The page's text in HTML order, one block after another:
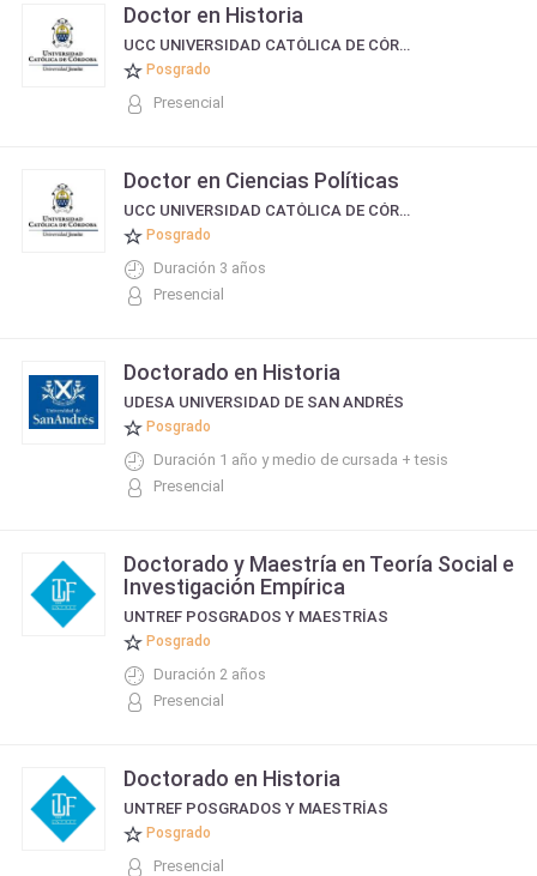
Doctor en Historia
UCC UNIVERSIDAD CATÓLICA DE CÓRDOBA
Posgrado
Presencial
Doctor en Ciencias Políticas
UCC UNIVERSIDAD CATÓLICA DE CÓRDOBA
Posgrado
Duración 3 años
Presencial
Doctorado en Historia
UDESA UNIVERSIDAD DE SAN ANDRÉS
Posgrado
Duración 1 año y medio de cursada + tesis
Presencial
Doctorado y Maestría en Teoría Social e
Investigación Empírica
UNTREF POSGRADOS Y MAESTRÍAS
Posgrado
Duración 2 años
Presencial
Doctorado en Historia
UNTREF POSGRADOS Y MAESTRÍAS
Posgrado
Presencial